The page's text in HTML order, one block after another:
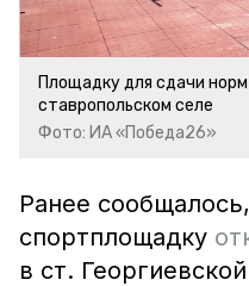
Площадку для сдачи
ставропольском селе
Фото: ИА «Победа26»
Ранее
спортплощадку
в ст.